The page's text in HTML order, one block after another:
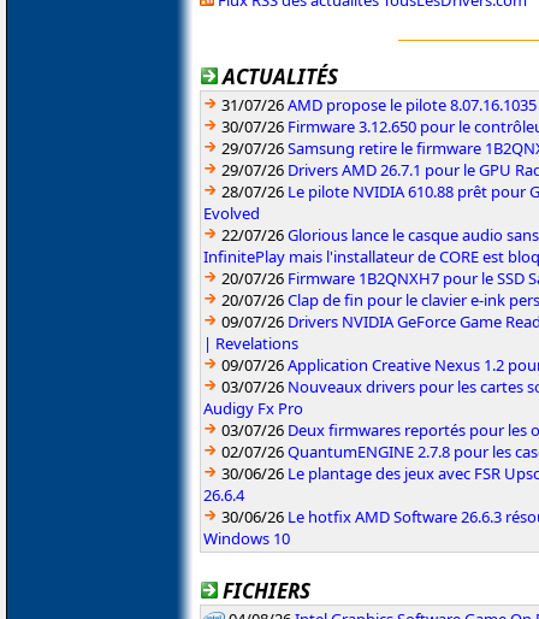
ACTUALITÉS
31/07/26AMD propose le pilote
30/07/26 Firmware 3.12.650 pour le
29/07/26Samsung retire le firmware
29/07/26 Drivers AMD 26.7.1 pour le GPU
28/07/26 Le pilote NVIDIA 610.88 prêt pour
Evolved
22/07/26Glorious lance le casque audio
InfinitePlay mais l'installateur de CORE est
20/07/26 Firmware 1B2QNXH7 pour le SSD
20/07/26Clap de fin pour le clavier e-ink
09/07/26 Drivers NVIDIA GeForce Game
| Revelations
09/07/26Application Creative Nexus 1.2
03/07/26 Nouveaux drivers pour les cartes
Audigy Fx Pro
03/07/26 Deux firmwares reportés pour les
02/07/26QuantumENGINE 2.7.8 pour les
30/06/26 Le plantage des jeux avec FSR
26.6.4
30/06/26 Le hotfix AMD Software 26.6.3
Windows 10
FICHIERS